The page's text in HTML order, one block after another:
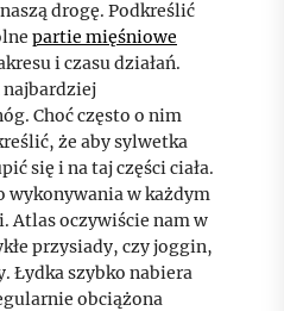
drogę. Podkreślić
partie mięśniowe
i czasu działań.
najbardziej
Choć często o nim
że aby sylwetka
się i na taj części ciała.
wykonywania w każdym
Atlas oczywiście nam w
przysiady, czy joggin,
Łydka szybko nabiera
obciążona